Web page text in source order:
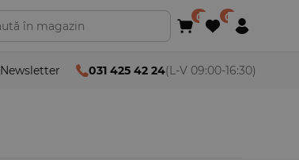
Newsletter 031 425 42 24(L-V 09:00-16:30)